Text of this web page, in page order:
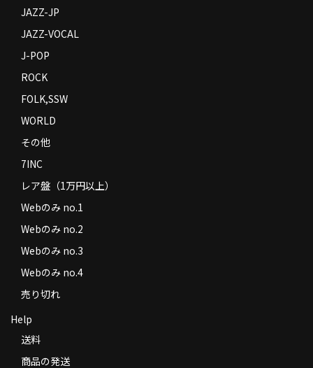
JAZZ-JP
JAZZ-VOCAL
J-POP
ROCK
FOLK,SSW
WORLD
その他
7INC
レア盤（1万円以上）
Webのみ no.1
Webのみ no.2
Webのみ no.3
Webのみ no.4
売り切れ
Help
送料
商品の発送